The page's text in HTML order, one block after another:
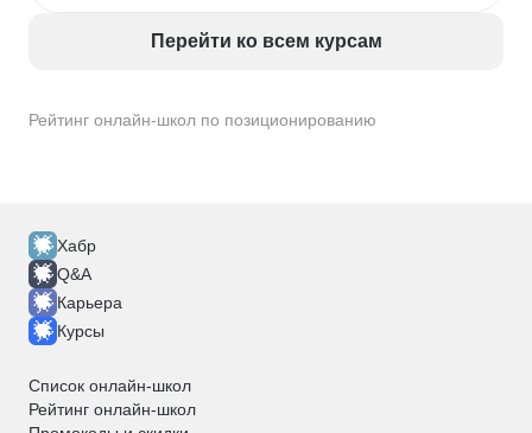
Рейтинг онлайн-школ по позиционированию
Перейти ко всем курсам
Хабр
Q&A
Карьера
Курсы
Список онлайн-школ
Рейтинг онлайн-школ